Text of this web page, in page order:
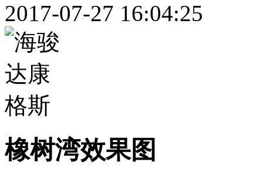
2017-07-27 16:04:25
橡树湾效果图